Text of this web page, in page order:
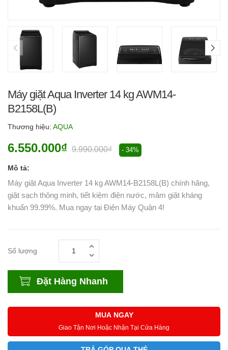
Máy giặt Aqua Inverter 14 kg AWM14-
B2158L(B)
Thương hiệu: AQUA
6.550.000₫ 9.990.000₫ - 34%
Mô tả:
Máy giặt Aqua Inverter 14 kg AWM14-B2158L(B) chính hãng,
giặt sạch thông minh, tiết kiệm điện nước, mâm giặt kháng
khuẩn 99.99%. Mua ngay tại Điện Máy Quận 4!
Số lượng
Đặt Hàng Nhanh
MUA NGAY
Giao Tận Nơi Hoặc Nhận Tại Cửa Hàng